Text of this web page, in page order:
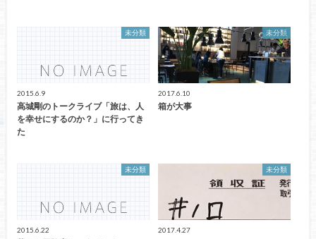
未分類
2015.6.9
高城剛のトークライブ「旅は、人
を幸せにするのか？」に行ってき
た
未分類
2017.6.10
箱が大事
未分類
2015.6.22
未分類
2017.4.27